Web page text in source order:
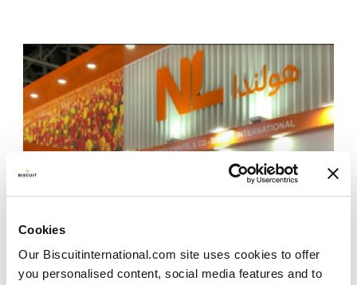
Cookies
Our Biscuitinternational.com site uses cookies to offer
you personalised content, social media features and to